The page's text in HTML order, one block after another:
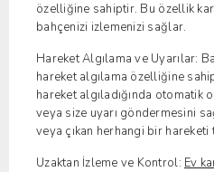
özelliğine sahiptir. Bu özellik
bahçenizi izlemenizi sağlar.
Hareket Algılama ve Uyarılar:
hareket algılama özelliğine
hareket algıladığında otomatik
veya size uyarı göndermesini
veya çıkan herhangi bir
Uzaktan İzleme ve Kontrol: Ev